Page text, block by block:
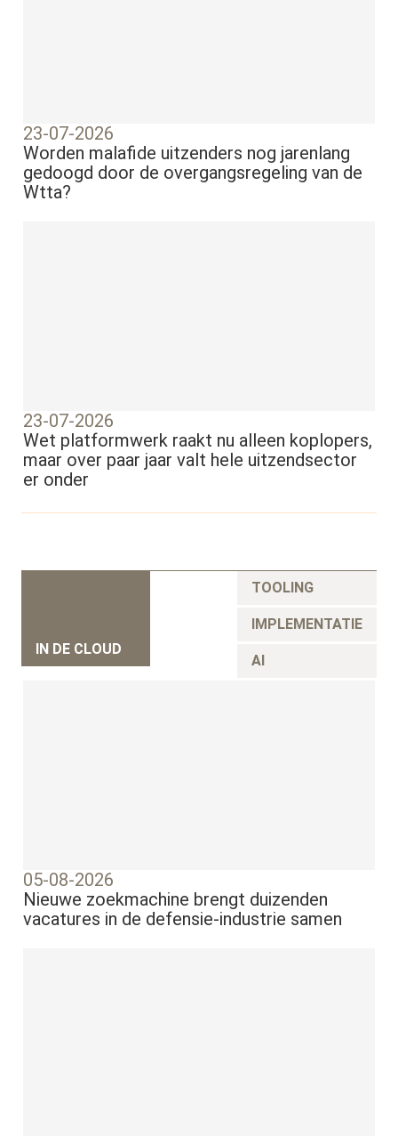
23-07-2026
Worden malafide uitzenders nog jarenlang
gedoogd door de overgangsregeling van de
Wtta?
23-07-2026
Wet platformwerk raakt nu alleen koplopers,
maar over paar jaar valt hele uitzendsector
er onder
IN DE CLOUD
TOOLING
IMPLEMENTATIE
AI
05-08-2026
Nieuwe zoekmachine brengt duizenden
vacatures in de defensie-industrie samen